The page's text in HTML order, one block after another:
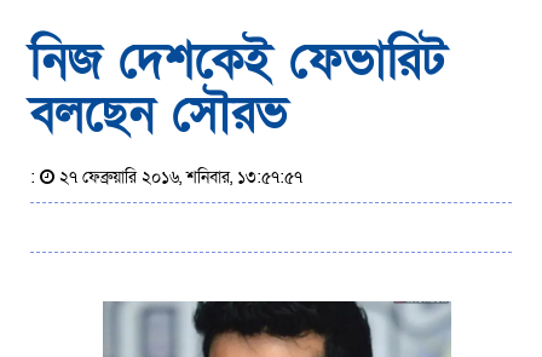
নিজ দেশকেই ফেভারিট
বলছেন সৌরভ
: ২৭ ফেব্রুয়ারি ২০১৬, শনিবার, ১৩:৫৭:৫৭